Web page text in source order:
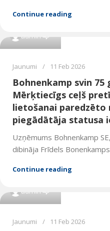
Continue reading
admin
Jaunumi 11 Feb 2026
Bohnenkamp svin 75
Mērķtiecīgs ceļš
lietošanai paredzēto
piegādātāja statusa
Uzņēmums Bohnenkamp
dibināja Frīdels
Continue reading
admin
Jaunumi 11 Feb 2026